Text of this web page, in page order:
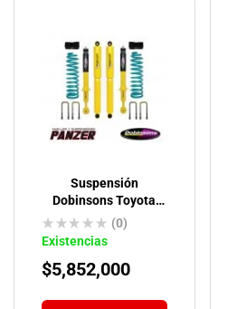
Suspensión
Dobinsons Toyota
Hilux Revo 2015-ON
(QUICK RIDE)
(0)
Existencias
$5,852,000